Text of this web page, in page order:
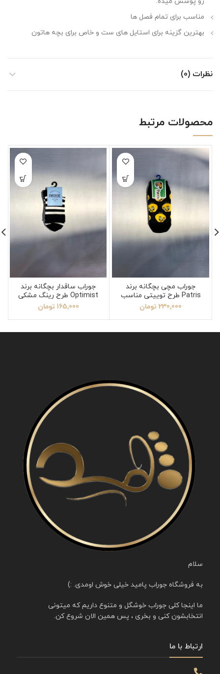
مناسب برای تمام فصل ها
بهترین گزینه برای استایل های ست و خاص برای بچه هاتون
نظرات (0)
محصولات مرتبط
جوراب مچی بچگانه برند
Patris طرح توییتی مناسب
10 تا 15 سال
230,000 تومان
جوراب ساقدار بچگانه برند
Optimist طرح رینگ مشکی
سایز 4
165,000 تومان
سلام
به فروشگاه جوراب پامید خیلی خوش اومدی. :)
ما اینجا کلی جوراب خوشگل و متنوع داریم که میتونی
انتخابشون کنی و بخری ، پس همین الان شروع کن.
ارتباط با ما